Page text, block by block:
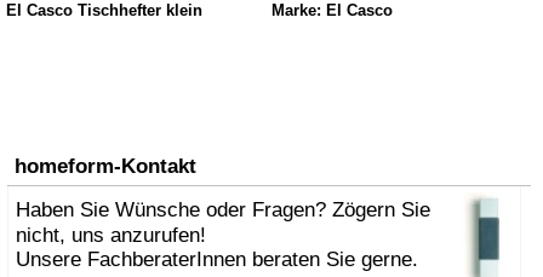
El Casco Tischhefter klein Marke: El Casco
homeform-Kontakt
Haben Sie Wünsche oder Fragen? Zögern Sie
nicht, uns anzurufen!
Unsere FachberaterInnen beraten Sie gerne.